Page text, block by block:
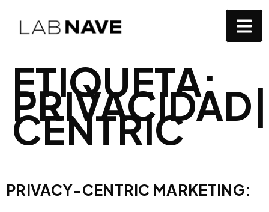
ETIQUETA:
CENTRIC
PRIVACY-CENTRIC MARKETING: